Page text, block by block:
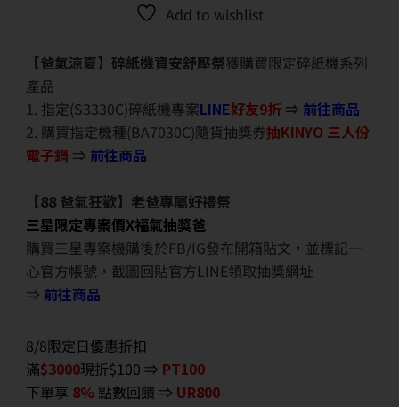
Add to wishlist
【爸氣涼夏】碎紙機資安舒壓祭獲購買限定碎紙機系列
產品
1. 指定(S3330C)碎紙機專案LINE好友9折 ⇒ 前往商品
2. 購買指定機種(BA7030C)隨貨抽獎券抽KINYO 三人份
電子鍋 ⇒ 前往商品
【88 爸氣狂歡】老爸專屬好禮祭
三星限定專案價X福氣抽獎爸
購買三星專案機購後於FB/IG發布開箱貼文，並標記一
心官方帳號，截圖回貼官方LINE領取抽獎網址
⇒ 前往商品
8/8限定日優惠折扣
滿$3000現折$100 ⇒ PT100
下單享 8% 點數回饋 ⇒ UR800